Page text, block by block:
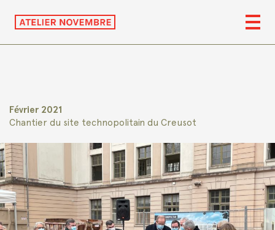
Février 2021
Chantier du site technopolitain du Creusot